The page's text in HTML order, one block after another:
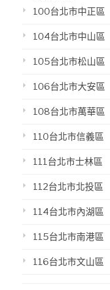
100台北市中正區
104台北市中山區
105台北市松山區
106台北市大安區
108台北市萬華區
110台北市信義區
111台北市士林區
112台北市北投區
114台北市內湖區
115台北市南港區
116台北市文山區